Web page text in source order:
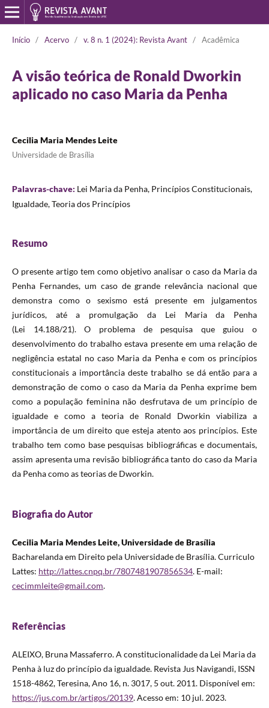
Início / Acervo / v. 8 n. 1 (2024): Revista Avant / Acadêmica
A visão teórica de Ronald Dworkin
aplicado no caso Maria da Penha
Cecilia Maria Mendes Leite
Universidade de Brasília
Palavras-chave: Lei Maria da Penha, Princípios Constitucionais,
Igualdade, Teoria dos Princípios
Resumo
O presente artigo tem como objetivo analisar o caso da Maria da
Penha Fernandes, um caso de grande relevância nacional que
demonstra como o sexismo está presente em julgamentos
jurídicos, até a promulgação da Lei Maria da Penha
(Lei 14.188/21). O problema de pesquisa que guiou o
desenvolvimento do trabalho estava presente em uma relação de
negligência estatal no caso Maria da Penha e com os princípios
constitucionais a importância deste trabalho se dá então para a
demonstração de como o caso da Maria da Penha exprime bem
como a população feminina não desfrutava de um princípio de
igualdade e como a teoria de Ronald Dworkin viabiliza a
importância de um direito que esteja atento aos princípios. Este
trabalho tem como base pesquisas bibliográficas e documentais,
assim apresenta uma revisão bibliográfica tanto do caso da Maria
da Penha como as teorias de Dworkin.
Biografia do Autor
Cecilia Maria Mendes Leite, Universidade de Brasília
Bacharelanda em Direito pela Universidade de Brasília. Curriculo
Lattes: http://lattes.cnpq.br/7807481907856534. E-mail:
cecimmleite@gmail.com.
Referências
ALEIXO, Bruna Massaferro. A constitucionalidade da Lei Maria da
Penha à luz do princípio da igualdade. Revista Jus Navigandi, ISSN
1518-4862, Teresina, Ano 16, n. 3017, 5 out. 2011. Disponível em:
https://jus.com.br/artigos/20139. Acesso em: 10 jul. 2023.